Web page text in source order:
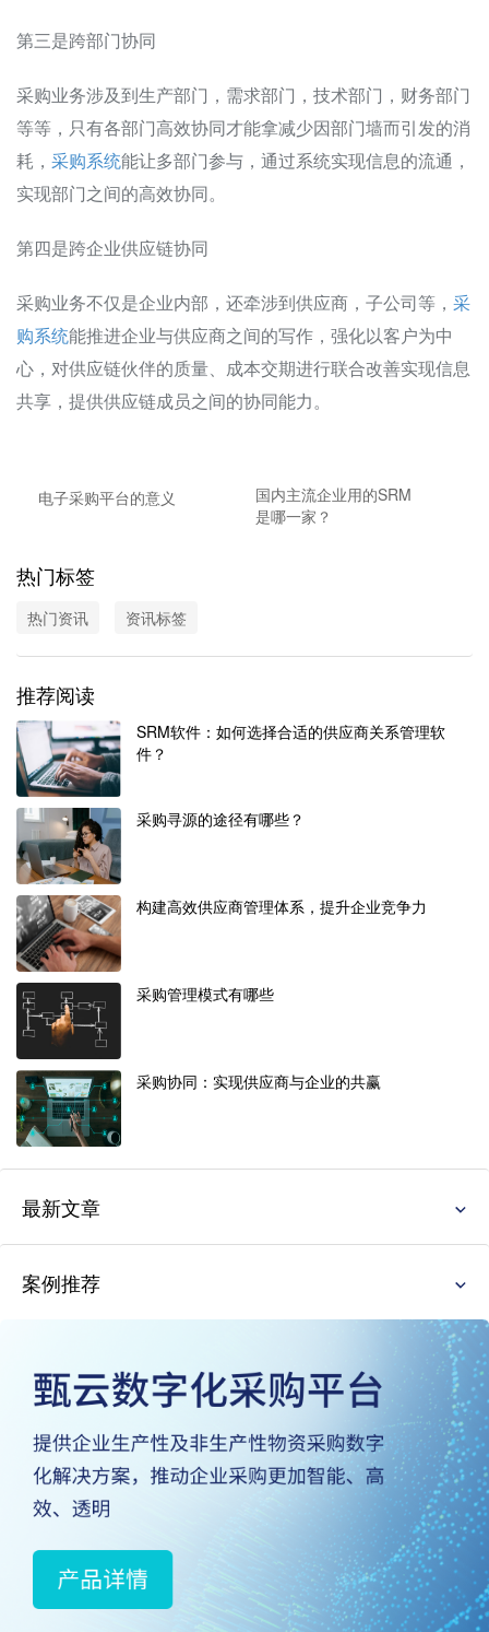
第三是跨部门协同
采购业务涉及到生产部门，需求部门，技术部门，财务部门
等等，只有各部门高效协同才能拿减少因部门墙而引发的消
耗， 采购系统能让多部门参与，通过系统实现信息的流通，
实现部门之间的高效协同。
第四是跨企业供应链协同
采购业务不仅是企业内部，还牵涉到供应商，子公司等， 采
购系统能推进企业与供应商之间的写作，强化以客户为中
心，对供应链伙伴的质量、成本交期进行联合改善实现信息
共享，提供供应链成员之间的协同能力。
电子采购平台的意义
国内主流企业用的SRM
是哪一家？
热门标签
热门资讯 资讯标签
推荐阅读
SRM软件：如何选择合适的供应商关系管理软
件？
采购寻源的途径有哪些？
构建高效供应商管理体系，提升企业竞争力
采购管理模式有哪些
采购协同：实现供应商与企业的共赢
最新文章
案例推荐